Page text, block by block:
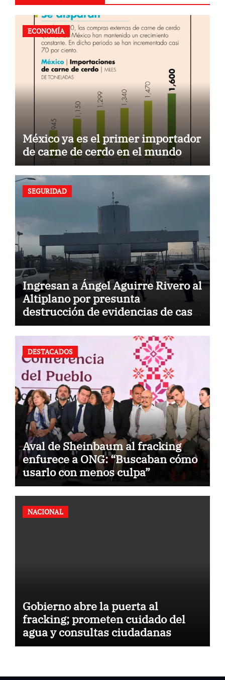
ECONOMÍA
México ya es el primer importador
de carne de cerdo en el mundo
SEGURIDAD
Ingresan a Ángel Aguirre Rivero al
Altiplano por presunta
destrucción de evidencias de caso
Ayotzinapa
DESTACADOS
Aval de Sheinbaum al fracking
enfurece a ONG: “Buscaban cómo
usarlo con menos culpa”
NACIONAL
Gobierno abre la puerta al
fracking; prometen cuidado del
agua y consultas ciudadanas